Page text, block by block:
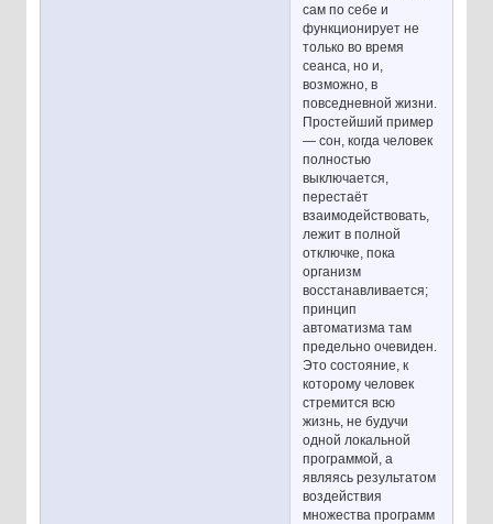
сам по себе и
функционирует не
только во время
сеанса, но и,
возможно, в
повседневной жизни.
Простейший пример
— сон, когда человек
полностью
выключается,
перестаёт
взаимодействовать,
лежит в полной
отключке, пока
организм
восстанавливается;
принцип
автоматизма там
предельно очевиден.
Это состояние, к
которому человек
стремится всю
жизнь, не будучи
одной локальной
программой, а
являясь результатом
воздействия
множества программ